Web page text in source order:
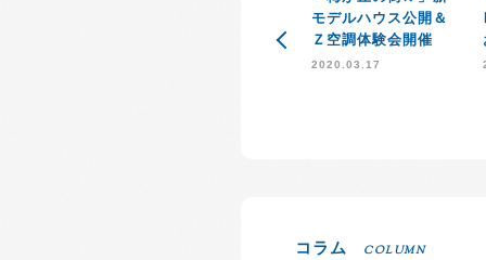
モデルハウス公開＆
Ｚ空調体験会開催
2020.03.17
コラム COLUMN